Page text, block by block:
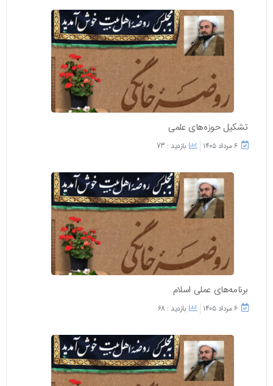
تشکیل حوزه‌های علمی
۶ مرداد ۱۴۰۵ بازدید : 73
برنامه‌های عملی اسلام
۶ مرداد ۱۴۰۵ بازدید : 68